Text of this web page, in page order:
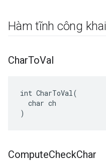
Hàm tĩnh công khai
CharToVal
int CharToVal(
  char ch
)
ComputeCheckChar